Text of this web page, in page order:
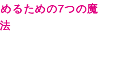
るための7つの魔
法